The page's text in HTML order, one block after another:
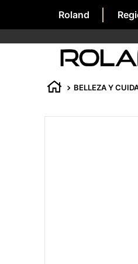
Roland
BELLEZA Y